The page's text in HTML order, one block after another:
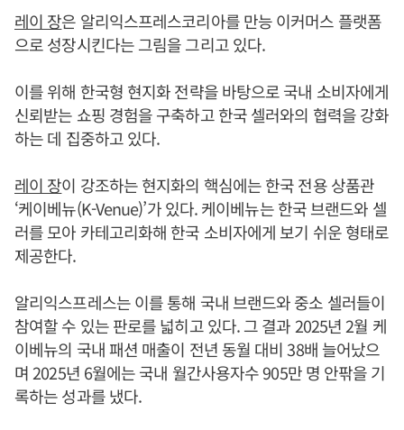
레이 장은 알리익스프레스코리아를 만능 이커머스 플랫폼
으로 성장시킨다는 그림을 그리고 있다.
이를 위해 한국형 현지화 전략을 바탕으로 국내 소비자에게
신뢰받는 쇼핑 경험을 구축하고 한국 셀러와의 협력을 강화
하는 데 집중하고 있다.
레이 장이 강조하는 현지화의 핵심에는 한국 전용 상품관
‘케이베뉴(K-Venue)’가 있다. 케이베뉴는 한국 브랜드와 셀
러를 모아 카테고리화해 한국 소비자에게 보기 쉬운 형태로
제공한다.
알리익스프레스는 이를 통해 국내 브랜드와 중소 셀러들이
참여할 수 있는 판로를 넓히고 있다. 그 결과 2025년 2월 케
이베뉴의 국내 패션 매출이 전년 동월 대비 38배 늘어났으
며 2025년 6월에는 국내 월간사용자수 905만 명 안팎을 기
록하는 성과를 냈다.